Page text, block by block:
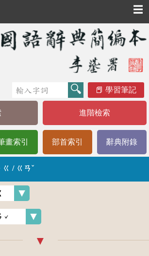
☰
學習筆記
進階檢索
畫索引 部首索引 辭典附錄
ㄍ / ㄍㄢˇ